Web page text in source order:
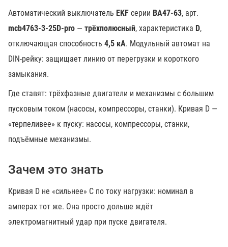
Автоматический выключатель EKF серии ВА47-63, арт.
mcb4763-3-25D-pro — трёхполюсный, характеристика D,
отключающая способность 4,5 кА. Модульный автомат на
DIN-рейку: защищает линию от перегрузки и короткого
замыкания.
Где ставят: трёхфазные двигатели и механизмы с большим
пусковым током (насосы, компрессоры, станки). Кривая D —
«терпеливее» к пуску: насосы, компрессоры, станки,
подъёмные механизмы.
Зачем это знать
Кривая D не «сильнее» C по току нагрузки: номинал в
амперах тот же. Она просто дольше ждёт
электромагнитный удар при пуске двигателя.